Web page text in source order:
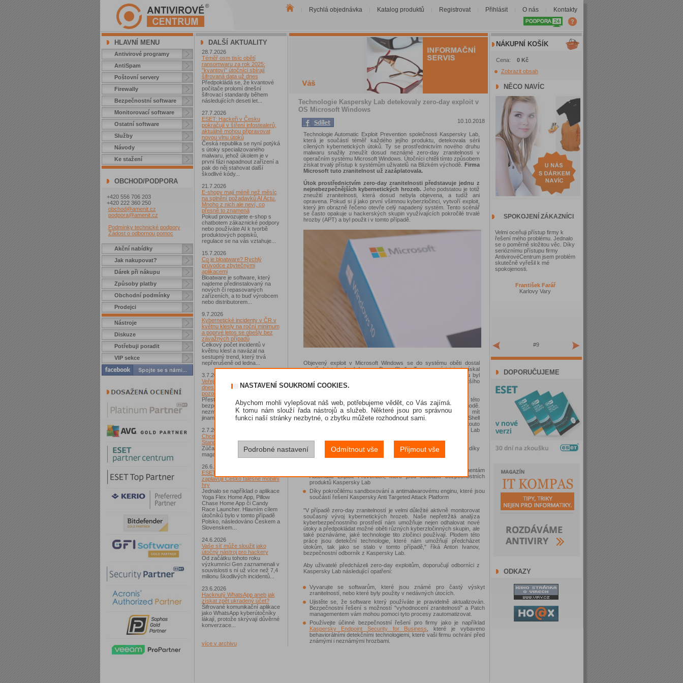
Rychlá objednávka Katalog produktů Registrovat Přihlásit O nás Kontakty
HLAVNÍ MENU
Antivirové programy
AntiSpam
Poštovní servery
Firewally
Bezpečnostní software
Monitorovací software
Ostatní software
Služby
Návody
Ke stažení
OBCHOD/PODPORA
+420 556 706 203
+420 222 360 250
obchod@amenit.cz
podpora@amenit.cz
Podmínky technické podpory
Žádost o odbornou pomoc
Akční nabídky
Jak nakupovat?
Dárek při nákupu
Způsoby platby
Obchodní podmínky
Prodejci
Nástroje
Diskuze
Potřebuji poradit
VIP sekce
DALŠÍ AKTUALITY
28.7.2026
Téměř osm tisíc obětí
ransomwaru za rok 2025:
"kvantoví" útočníci sbírají
šifrovaná data už dnes
Předpokládá se, že kvantové
počítače prolomí dnešní
šifrovací standardy během
následujících deseti let...
27.7.2026
ESET: Hackeři v Česku
pokračují v šíření infostealerů,
aktuálně mohou připravovat
novou vlnu útoků
Česká republika se nyní potýká
s útoky specializovaného
malwaru, jehož úkolem je v
první fázi napadnout zařízení a
pak do něj stahovat další
škodlivé kódy...
21.7.2026
E-shopy mají méně než měsíc
na splnění požadavků AI Actu.
Mnoho z nich ale neví, co
přesně to znamená
Pokud provozujete e-shop s
chatbotem zákaznické podpory
nebo používáte AI k tvorbě
produktových popisků,
regulace se na vás vztahuje...
15.7.2026
Co je bloatware? Rychlý
průvodce zbytečnými
aplikacemi
Bloatware je software, který
najdeme předinstalovaný na
nových či repasovaných
zařízeních, a to buď výrobcem
nebo distributorem...
9.7.2026
Kybernetické incidenty v ČR v
květnu klesly na roční minimum
a poprvé letos se obešly bez
závažných případů
Celkový počet incidentů v
květnu klesl a navázal na
sestupný trend, který trvá
nepřerušeně od ledna...
3.7.2026
Veřejná Wi-Fi na dovolené už
dnes není zásadním rizikem,
pozor si dávejte na něco jiného
Přestože jsou veřejné Wi-Fi sítě
bezpečnější než dříve, riziko
nezmizelo. Jen se přesunulo
jinam...
2.7.2026
Chcete získat Norton 360
Standard?
Zúčastněte se soutěže s
magazínem IT Kompas...
26.6.2026
ESET: S příchodem léta
zaplavují Česko falešné mobilní
hry
Jednalo se například o aplikace
Yoga Flex Home App, Pillow
Chase Home App či Candy
Race Launcher. Hlavním cílem
útočníků bylo v tomto případě
Polsko, následováno Českem a
Slovenskem...
24.6.2026
Vaše síť může sloužit jako
útočný nástroj pro hackery
Od začátku tohoto roku
výzkumníci Gen zaznamenali v
souvislosti s ní už více než 7,4
milionu škodlivých incidentů...
23.6.2026
Hacknutý WhatsApp aneb jak
získat zpět ukradený účet?
Šifrované komunikační aplikace
jako WhatsApp kyberútočníky
lákají, protože skrývají důvěrné
konverzace...
více v archivu
Technologie Kaspersky Lab detekovaly zero-day exploit v
OS Microsoft Windows
10.10.2018
Technologie Automatic Exploit Prevention společnosti Kaspersky Lab,
která je součástí téměř každého jejího produktu, detekovala sérii
cílených kybernetických útoků. Ty se prostřednictvím nového druhu
malwaru snažily zneužít dosud neznámé zero-day zranitelnosti v
operačním systému Microsoft Windows. Útočníci chtěli tímto způsobem
získat trvalý přístup k systémům uživatelů na Blízkém východě. Firma
Microsoft tuto zranitelnost už zazáplatovala.
Útok prostřednictvím zero-day zranitelnosti představuje jednu z
nejnebezpečnějších kybernetických hrozeb.Jeho podstatou je totiž
zneužití zranitelnosti, která dosud nebyla objevena, a tudíž ani
opravena. Pokud si jí jako první všimnou kyberzločinci, vytvoří exploit,
který jim obrazně řečeno otevře celý napadený systém. Tento scénář
se často opakuje u hackerských skupin využívajících pokročilé trvalé
hrozby (APT) a byl použit i v tomto případě.
Objevený exploit v Microsoft Windows se do systému oběti dostal
prostřednictvím backdooru v PowerShellu. Ten po své iniciaci získal
potřebná oprávnění k nainstalování v systému oběti. Kód malwaru byl
velmi kvalitní a napsán tak, aby umožnil zneužití co možná největšího
množství zařízení s Windows.
V průběhu letošního léta zaútočili kyberzločinci prostřednictvím této
hrozby na necelý tucet různých organizací na Blízkém východě.
Odborníci mají podezření, že původci těchto útoků mohou mít
souvislost se skupinou FruityArmor. Napovídá tomu PowerShell
backdoor, který byl v minulosti prokazatelně použit právě touto
skupinou. Okamžitě po zjištění této hrozby o ní Kaspersky Lab
Produkty Kaspersky Lab proaktivně detekují tento exploit díky
Prostřednictvím behaviorálního detekčního engine a komponentám
Automatic Exploit Prevention, které jsou součástí bezpečnostních
produktů Kaspersky Lab
Díky pokročilému sandboxování a antimalwarovému enginu, které jsou
součástí řešení Kaspersky Anti Targeted Attack Platform
"V případě zero-day zranitelností je velmi důležité aktivně monitorovat
současný vývoj kybernetických hrozeb. Naše nepřetržitá analýza
kyberbezpečnostního prostředí nám umožňuje nejen odhalovat nové
útoky a předpokládat možné oběti různých kyberzločinných skupin, ale
také poznáváme, jaké technologie tito zločinci používají. Plodem této
práce jsou detekční technologie, které nám umožňují předcházet
útokům, tak jako se stalo v tomto případě," říká Anton Ivanov,
bezpečnostní odborník z Kaspersky Lab.
Aby uživatelé předcházeli zero-day exploitům, doporučují odborníci z
Kaspersky Lab následující opatření:
Vyvarujte se softwarům, které jsou známé pro častý výskyt
zranitelností, nebo které byly použity v nedávných útocích.
Ujistěte se, že software který používáte je pravidelně aktualizován.
Bezpečnostní řešení s možností "vyhodnocení zranitelností" a Patch
managementem vám mohou pomoci tyto procesy zautomatizovat.
Používejte účinné bezpečnostní řešení pro firmy jako je například
Kaspersky Endpoint Security for Business
, které je vybaveno
behaviorálními detekčními technologiemi, které vaši firmu ochrání před
známými i neznámými hrozbami.
NÁKUPNÍ KOŠÍK
Cena: 0 Kč
Zobrazit obsah
NĚCO NAVÍC
SPOKOJENÍ ZÁKAZNÍCI
Velmi oceňuji přístup firmy k
řešení mého problému. Jednalo
se o poměrně složitou věc. Díky
serióznímu přístupu firmy
AntivirovéCentrum jsem problém
skutečně vyřešil k mé
spokojenosti.
František Farář
Karlovy Vary
#9
DOPORUČUJEME
ODKAZY
NASTAVENÍ SOUKROMÍ COOKIES.
Abychom mohli vylepšovat náš web, potřebujeme vědět, co Vás zajímá.
K tomu nám slouží řada nástrojů a služeb. Některé jsou pro správnou
funkci naší stránky nezbytné, o zbytku můžete rozhodnout sami.
Podrobné nastavení Odmítnout vše Přijmout vše